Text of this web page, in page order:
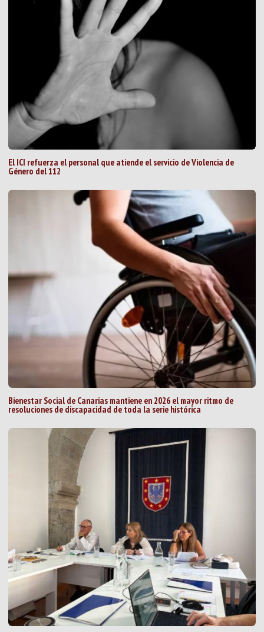
El ICI refuerza el personal que atiende el servicio de Violencia de
Género del 112
Bienestar Social de Canarias mantiene en 2026 el mayor ritmo de
resoluciones de discapacidad de toda la serie histórica